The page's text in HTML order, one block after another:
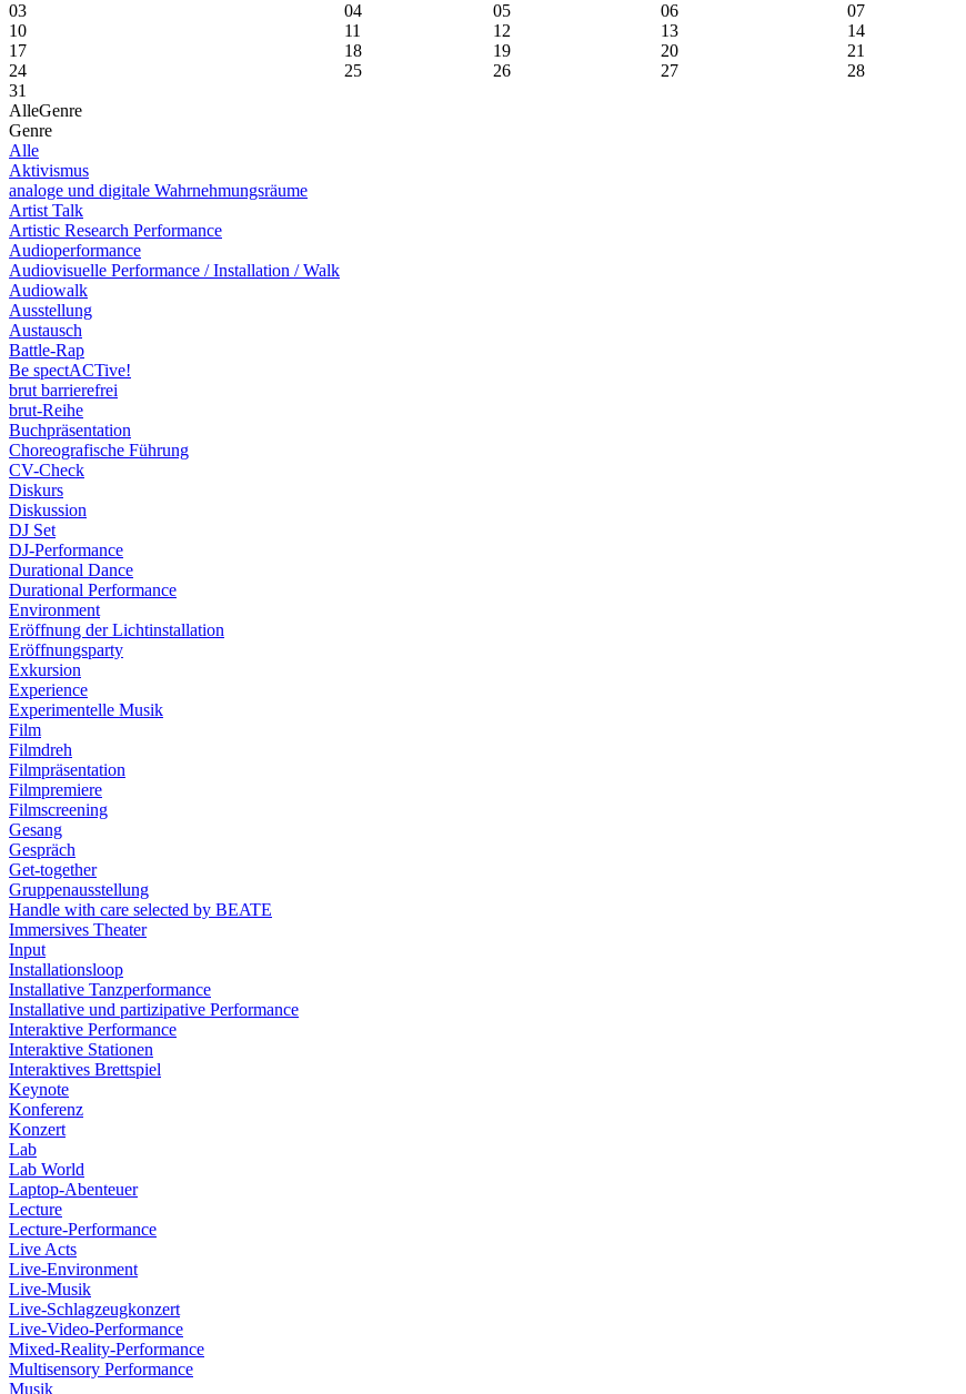
03
04 05 06 07
10
11 12 13 14
17
18 19 20 21
24
25 26 27 28
31
AlleGenre
Genre
Alle
Aktivismus
analoge und digitale Wahrnehmungsräume
Artist Talk
Artistic Research Performance
Audioperformance
Audiovisuelle Performance / Installation / Walk
Audiowalk
Ausstellung
Austausch
Battle-Rap
Be spectACTive!
brut barrierefrei
brut-Reihe
Buchpräsentation
Choreografische Führung
CV-Check
Diskurs
Diskussion
DJ Set
DJ-Performance
Durational Dance
Durational Performance
Environment
Eröffnung der Lichtinstallation
Eröffnungsparty
Exkursion
Experience
Experimentelle Musik
Film
Filmdreh
Filmpräsentation
Filmpremiere
Filmscreening
Gesang
Gespräch
Get-together
Gruppenausstellung
Handle with care selected by BEATE
Immersives Theater
Input
Installationsloop
Installative Tanzperformance
Installative und partizipative Performance
Interaktive Performance
Interaktive Stationen
Interaktives Brettspiel
Keynote
Konferenz
Konzert
Lab
Lab World
Laptop-Abenteuer
Lecture
Lecture-Performance
Live Acts
Live-Environment
Live-Musik
Live-Schlagzeugkonzert
Live-Video-Performance
Mixed-Reality-Performance
Multisensory Performance
Musik